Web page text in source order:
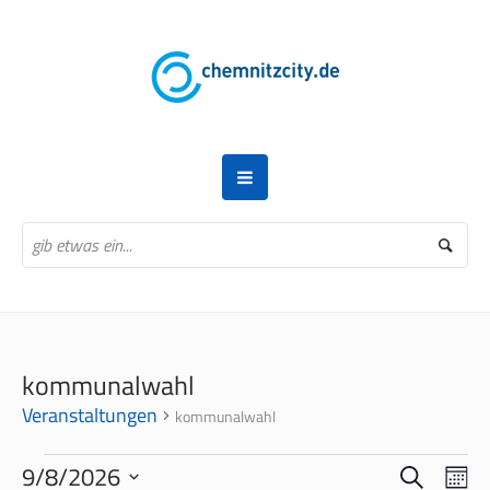
kommunalwahl
Veranstaltungen kommunalwahl
VERANSTALTUNGEN SUCHE
9/8/2026